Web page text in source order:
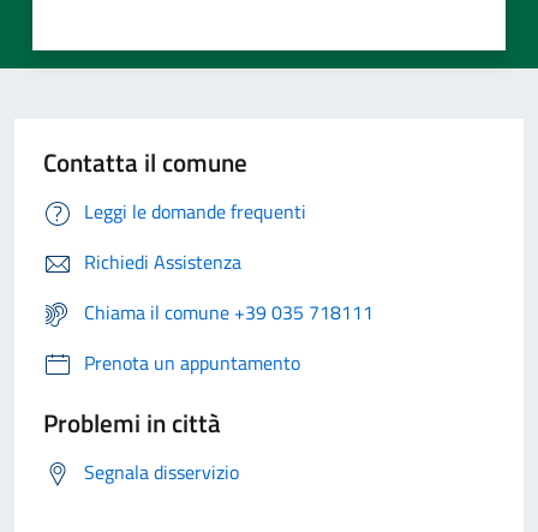
Contatta il comune
Leggi le domande frequenti
Richiedi Assistenza
Chiama il comune +39 035 718111
Prenota un appuntamento
Problemi in città
Segnala disservizio